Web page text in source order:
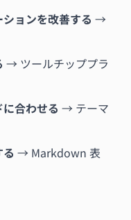
ョンを改善する →
→ ツールチッププラ
合わせる → テーマ
→ Markdown 表